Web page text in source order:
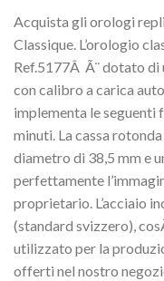
Acquista gli orologi
Classique. L’orologio
Ref.5177Â Ã¨ dotato
con calibro a carica
implementa le seguenti
minuti. La cassa
diametro di 38,5 mm e
perfettamente
proprietario. L’acciaio
(standard svizzero),
utilizzato per la
offerti nel nostro